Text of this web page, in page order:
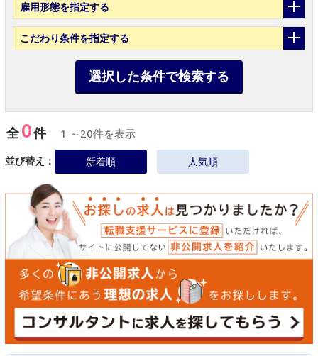
雇用形態を指定する
こだわり条件を指定する
選択した条件で検索する
全0件 1 ～20件を表示
並び替え： 新着順 人気順